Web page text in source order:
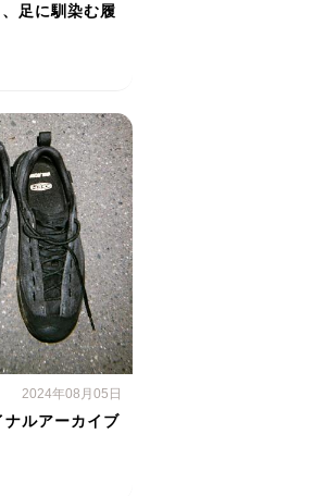
足に馴染む履
2024年08月05日
ルアーカイブ